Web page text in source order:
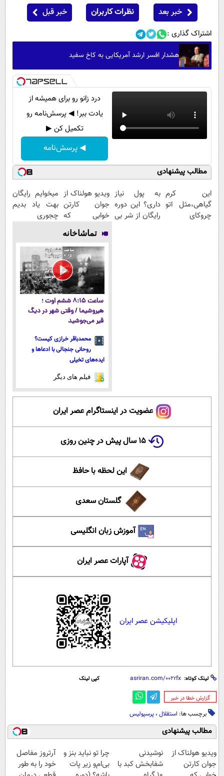
خبر بعد نظرات کاربران خبر قبل
اشتراک گذاری :
هشدار افسر ارشد آمریکایی به کاخ سفید
درد زانو رو برای همیشه از
یادت ببر! ◀ پرسش‌نامه رو
تکمیل کن ▶
◀ پرسش‌نامه
مطالب پیشنهادی
این کرم
گیاهی،مثل اتو
چروکای
به پول نیاز
داری؟ این دوره
رایگان از شر بی
ویدیو هولناک از
جوان کارتن
خوابی که
میلیاردر شد.
آموزش رایگان
میخوایم رایگان
بهت یاد بدیم
چجوری
مجانیه
تماشاخانه
ساعت ۸:۱۵ ششم اوت ؛
هیروشیما / وقتی شهر در دیگ
قیر می‌جوشید
محمدباقر خرازی کیست؟
روحانی جنجالی با ادعاها و
ایده‌های تخیلی
فیلم های دیگر
عضویت در اینستاگرام عصر ایران
۱۵ سال پیش در چنین روزی
این لحظه با حافظ
گلستان سعدی
آموزش زبان انگلیسی
آپارات عصر ایران
اپلیکیشن عصر ایران
لینک کوتاه: کپی لینک
‌گزارش خطا در خبر
برچسب ها: استقلال ، پرسپولیس
مطالب پیشنهادی
ویدیو هولناک از
جوان کارتن
نوشیدنی
شفابخش کبد با
چرا تو نباید بنز و
بی‌ام‌و زیر پات
آرتروز مفاصل
خود را به طور